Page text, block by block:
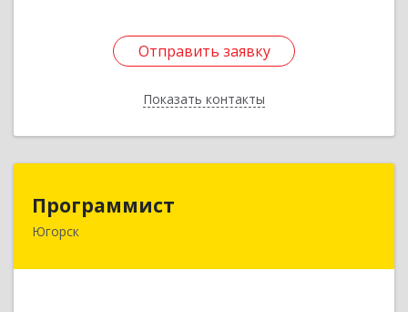
Отправить заявку
Показать контакты
Отправить заявку
Назад
Программист
Югорск
628264, Ханты-Мансийский Автономный округ